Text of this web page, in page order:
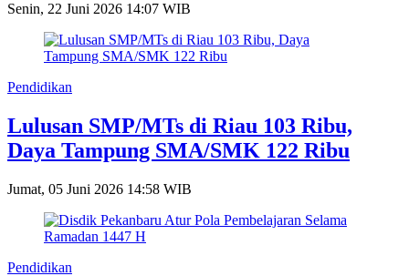
Senin, 22 Juni 2026 14:07 WIB
Pendidikan
Lulusan SMP/MTs di Riau 103 Ribu,
Daya Tampung SMA/SMK 122 Ribu
Jumat, 05 Juni 2026 14:58 WIB
Pendidikan